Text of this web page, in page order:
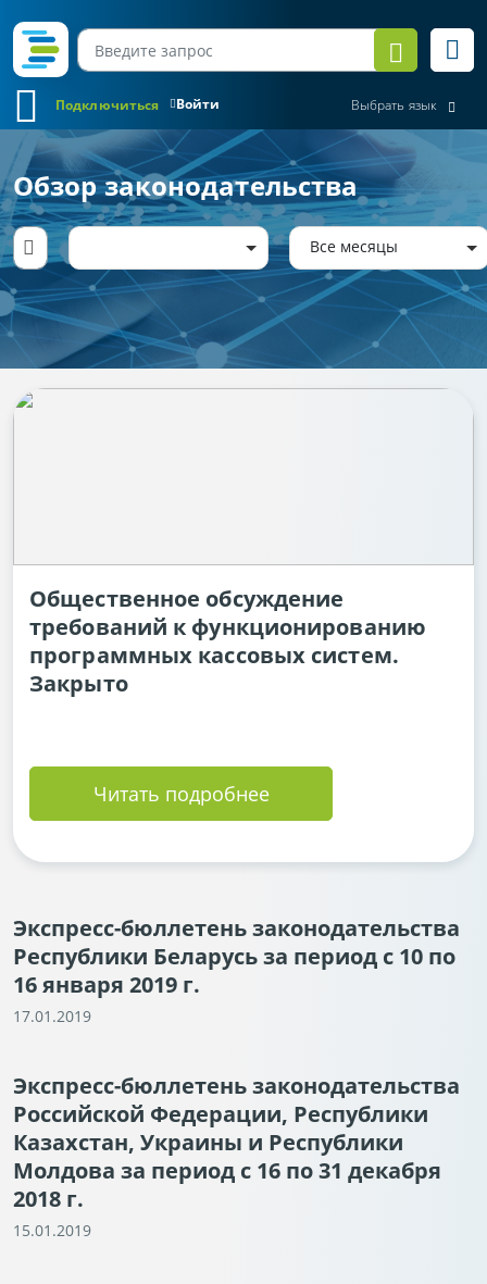
Войти
Подключиться Выбрать язык
Обзор законодательства
Все месяцы
Общественное обсуждение
требований к функционированию
программных кассовых систем.
Закрыто
Читать подробнее
Экспресс-бюллетень законодательства
Республики Беларусь за период с 10 по
16 января 2019 г.
17.01.2019
Экспресс-бюллетень законодательства
Российской Федерации, Республики
Казахстан, Украины и Республики
Молдова за период с 16 по 31 декабря
2018 г.
15.01.2019